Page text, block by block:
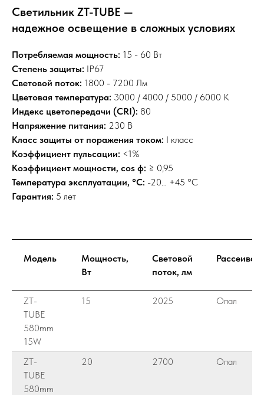
Светильник ZT-TUBE —
надежное освещение в сложных условиях
Потребляемая мощность: 15 - 60 Вт
Степень защиты: IP67
Световой поток: 1800 - 7200 Лм
Цветовая температура: 3000 / 4000 / 5000 / 6000 К
Индекс цветопередачи (CRI): 80
Напряжение питания: 230 В
Класс защиты от поражения током: I класс
Коэффициент пульсации: <1%
Коэффициент мощности, cos ф: ≥ 0,95
Температура эксплуатации, °C: -20… +45 °С
Гарантия: 5 лет
Модель
Мощность,
Вт
Световой
поток, лм
ZT-
TUBE
580mm
15W
15 2025 Опал
ZT-
TUBE
580mm
20 2700 Опал